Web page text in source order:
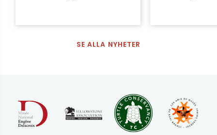
SE ALLA NYHETER